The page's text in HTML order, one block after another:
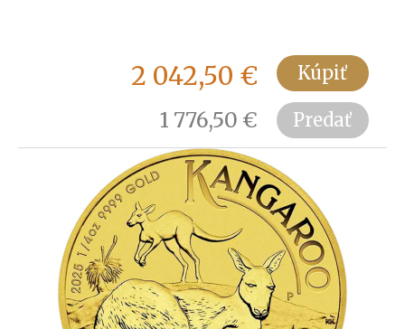
2 042,50 €
1 776,50 €
Kúpiť
Predať